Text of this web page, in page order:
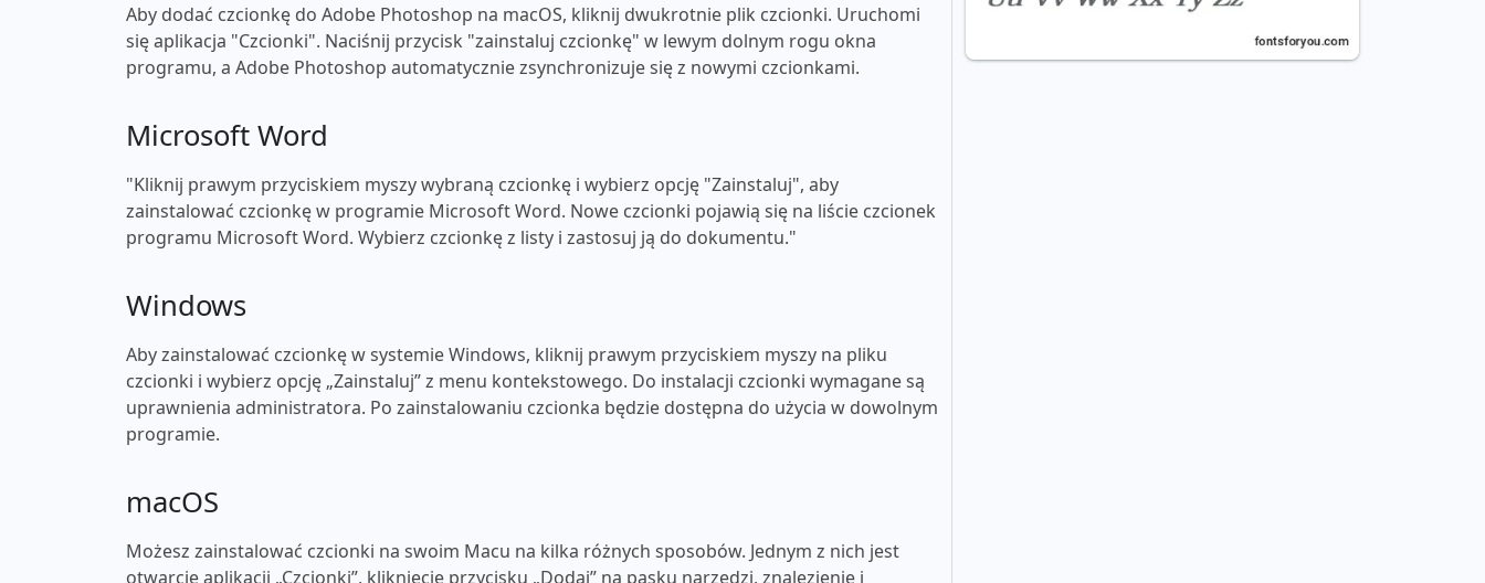
Aby dodać czcionkę do Adobe Photoshop na macOS, kliknij dwukrotnie plik czcionki. Uruchomi
się aplikacja "Czcionki". Naciśnij przycisk "zainstaluj czcionkę" w lewym dolnym rogu okna
programu, a Adobe Photoshop automatycznie zsynchronizuje się z nowymi czcionkami.
Microsoft Word
"Kliknij prawym przyciskiem myszy wybraną czcionkę i wybierz opcję "Zainstaluj", aby
zainstalować czcionkę w programie Microsoft Word. Nowe czcionki pojawią się na liście czcionek
programu Microsoft Word. Wybierz czcionkę z listy i zastosuj ją do dokumentu."
Windows
Aby zainstalować czcionkę w systemie Windows, kliknij prawym przyciskiem myszy na pliku
czcionki i wybierz opcję „Zainstaluj” z menu kontekstowego. Do instalacji czcionki wymagane są
uprawnienia administratora. Po zainstalowaniu czcionka będzie dostępna do użycia w dowolnym
programie.
macOS
Możesz zainstalować czcionki na swoim Macu na kilka różnych sposobów. Jednym z nich jest
otwarcie aplikacji „Czcionki”, kliknięcie przycisku „Dodaj” na pasku narzędzi, znalezienie i